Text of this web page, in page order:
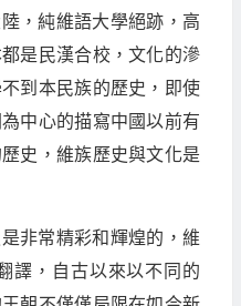
，純維語大學絕跡，高
是民漢合校，文化的滲
到本民族的歷史，即使
中心的描寫中國以前有
史，維族歷史與文化是
非常精彩和輝煌的，維
譯，自古以來以不同的